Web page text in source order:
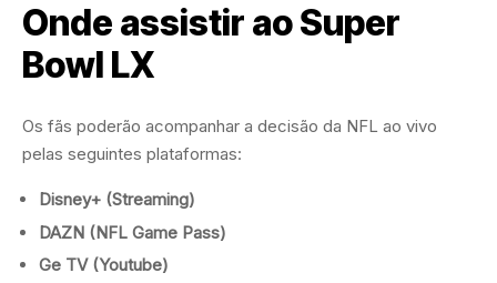
Onde assistir ao Super
Bowl LX
Os fãs poderão acompanhar a decisão da NFL ao vivo
pelas seguintes plataformas:
Disney+ (Streaming)
DAZN (NFL Game Pass)
Ge TV (Youtube)